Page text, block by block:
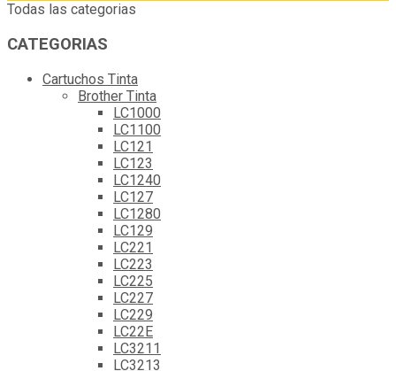
Todas las categorias
CATEGORIAS
Cartuchos Tinta
Brother Tinta
LC1000
LC1100
LC121
LC123
LC1240
LC127
LC1280
LC129
LC221
LC223
LC225
LC227
LC229
LC22E
LC3211
LC3213